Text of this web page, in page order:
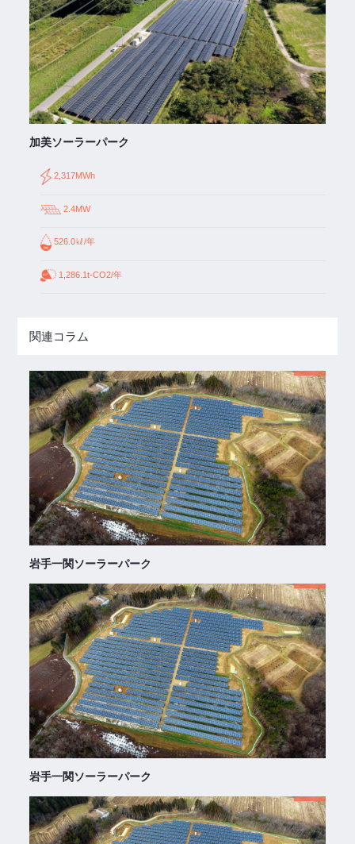
加美ソーラーパーク
2,317MWh
2.4MW
526.0㎘/年
1,286.1t-CO2/年
関連コラム
岩手一関ソーラーパーク
岩手一関ソーラーパーク